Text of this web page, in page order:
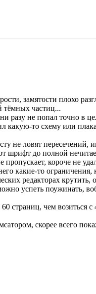
замятости плохо
тёмных частиц...
разу не попал точно в
какую-то схему или
не ловят
шрифт до полной
короче не
какие-то ограничения,
редакторах крутить,
успеть поужинать,
страниц, чем возиться с
скорее всего